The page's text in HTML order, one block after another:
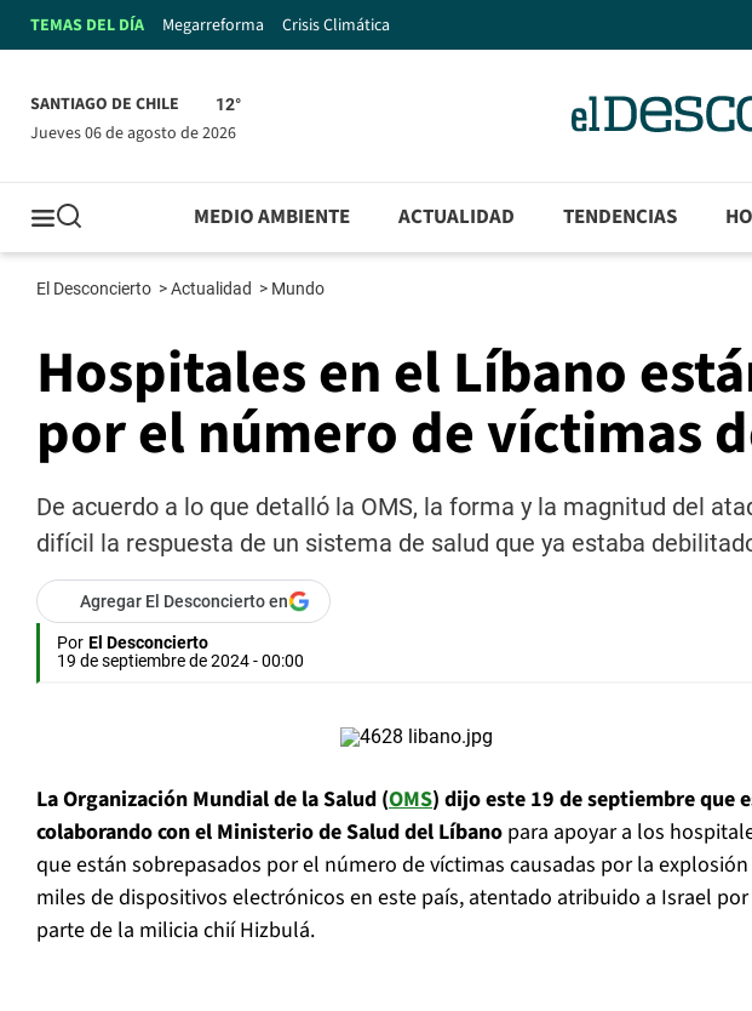
TEMAS DEL DÍA Megarreforma Crisis Climática
SANTIAGO DE CHILE 12°
jueves 06 de agosto de 2026
MEDIO AMBIENTE ACTUALIDAD TENDENCIAS
El Desconcierto >Actualidad > Mundo
Hospitales en el Líbano
por el número de víctimas
De acuerdo a lo que detalló la OMS, la forma y la magnitud del
difícil la respuesta de un sistema de salud que ya estaba
Agregar El Desconcierto en
Por El Desconcierto
19 de septiembre de 2024 - 00:00
La Organización Mundial de la Salud (OMS) dijo este 19 de septiembre que
colaborando con el Ministerio de Salud del Líbano para apoyar a los
que están sobrepasados por el número de víctimas causadas por la
miles de dispositivos electrónicos en este país, atentado atribuido a Israel por
parte de la milicia chií Hizbulá.